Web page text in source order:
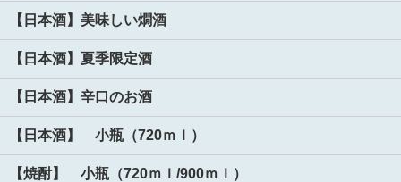
【日本酒】美味しい燗酒
【日本酒】夏季限定酒
【日本酒】辛口のお酒
【日本酒】 小瓶（720ｍｌ）
【焼酎】 小瓶（720ｍｌ/900ｍｌ）